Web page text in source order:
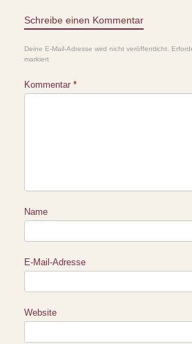
Schreibe einen Kommentar
Deine E-Mail-Adresse wird nicht veröffentlicht.
markiert
Kommentar *
Name
E-Mail-Adresse
Website